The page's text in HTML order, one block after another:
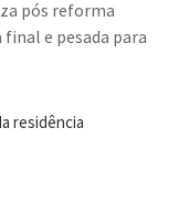
pós reforma
e pesada para